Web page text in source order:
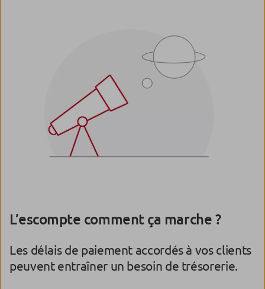
L’escompte comment ça marche ?
Les délais de paiement accordés à vos clients
peuvent entraîner un besoin de trésorerie.